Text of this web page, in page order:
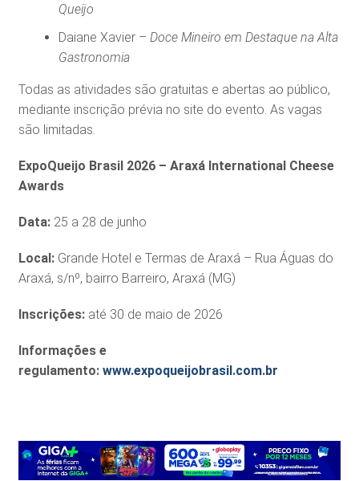
Queijo
Daiane Xavier – Doce Mineiro em Destaque na Alta
Gastronomia
Todas as atividades são gratuitas e abertas ao público,
mediante inscrição prévia no site do evento. As vagas
são limitadas.
ExpoQueijo Brasil 2026 – Araxá International Cheese
Awards
Data:25 a 28 de junho
Local:Grande Hotel e Termas de Araxá – Rua Águas do
Araxá, s/nº, bairro Barreiro, Araxá (MG)
Inscrições:até 30 de maio de 2026
Informações e
regulamento: www.expoqueijobrasil.com.br